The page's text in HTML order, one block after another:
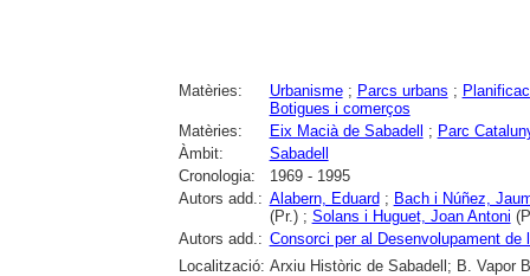
Matèries: Urbanisme; Parcs urbans ;
Botigues i comerços
Matèries:
Eix Macià de Sabadell ; Parc
Àmbit:
Sabadell
Cronologia:
1969 - 1995
Autors add.: Alabern, Eduard ; Bach i Núñez,
(Pr.) ; Solans i Huguet, Joan Antoni
Autors add.: Consorci per al Desenvolupament
Localització: Arxiu Històric de Sabadell; B. Vapor